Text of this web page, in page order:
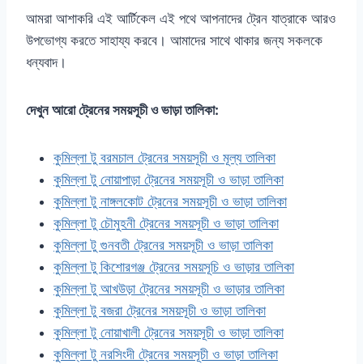
আমরা আশাকরি এই আর্টিকেল এই পথে আপনাদের ট্রেন যাত্রাকে আরও
উপভোগ্য করতে সাহায্য করবে। আমাদের সাথে থাকার জন্য সকলকে
ধন্যবাদ।
দেখুন আরো ট্রেনের সময়সূচী ও ভাড়া তালিকা:
কুমিল্লা টু বরমচাল ট্রেনের সময়সূচী ও মূল্য তালিকা
কুমিল্লা টু নোয়াপাড়া ট্রেনের সময়সূচী ও ভাড়া তালিকা
কুমিল্লা টু নাঙ্গলকোট ট্রেনের সময়সূচী ও ভাড়া তালিকা
কুমিল্লা টু চৌমুহনী ট্রেনের সময়সূচী ও ভাড়া তালিকা
কুমিল্লা টু গুনবতী ট্রেনের সময়সূচী ও ভাড়া তালিকা
কুমিল্লা টু কিশোরগঞ্জ ট্রেনের সময়সূচি ও ভাড়ার তালিকা
কুমিল্লা টু আখউড়া ট্রেনের সময়সূচী ও ভাড়ার তালিকা
কুমিল্লা টু বজরা ট্রেনের সময়সূচী ও ভাড়া তালিকা
কুমিল্লা টু নোয়াখালী ট্রেনের সময়সূচী ও ভাড়া তালিকা
কুমিল্লা টু নরসিংদী ট্রেনের সময়সূচী ও ভাড়া তালিকা